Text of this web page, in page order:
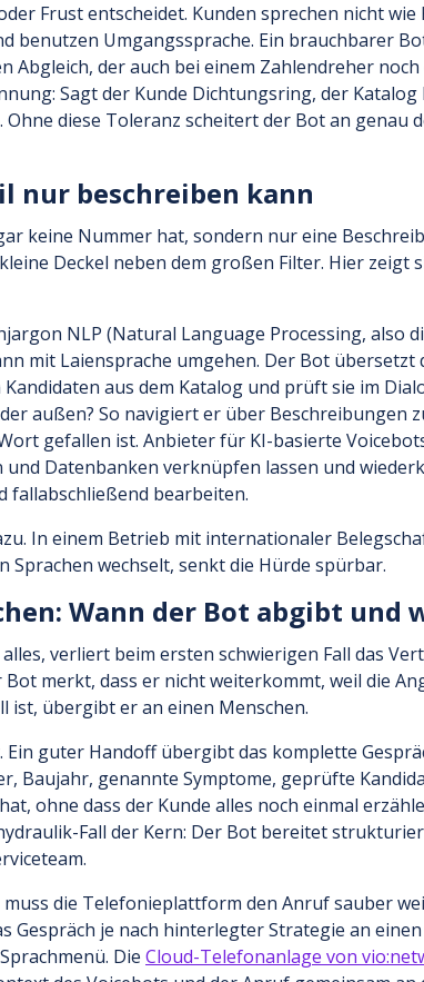
Frust entscheidet. Kunden sprechen nicht wie
benutzen Umgangssprache. Ein brauchbarer
Abgleich, der auch bei einem Zahlendreher
Sagt der Kunde Dichtungsring, der
Ohne diese Toleranz scheitert der Bot an genau
nur beschreiben kann
keine Nummer hat, sondern nur eine
Deckel neben dem großen Filter. Hier zeigt
NLP (Natural Language Processing, also
mit Laiensprache umgehen. Der Bot übersetzt
aus dem Katalog und prüft sie im
außen? So navigiert er über Beschreibungen
gefallen ist. Anbieter für KI-basierte
und Datenbanken verknüpfen lassen und
fallabschließend bearbeiten.
In einem Betrieb mit internationaler
Sprachen wechselt, senkt die Hürde spürbar.
Wann der Bot abgibt und
verliert beim ersten schwierigen Fall das
merkt, dass er nicht weiterkommt, weil die
ist, übergibt er an einen Menschen.
Ein guter Handoff übergibt das komplette
Baujahr, genannte Symptome, geprüfte
ohne dass der Kunde alles noch einmal
Fall der Kern: Der Bot bereitet
die Telefonieplattform den Anruf sauber
Gespräch je nach hinterlegter Strategie an
Die Cloud-Telefonanlage von